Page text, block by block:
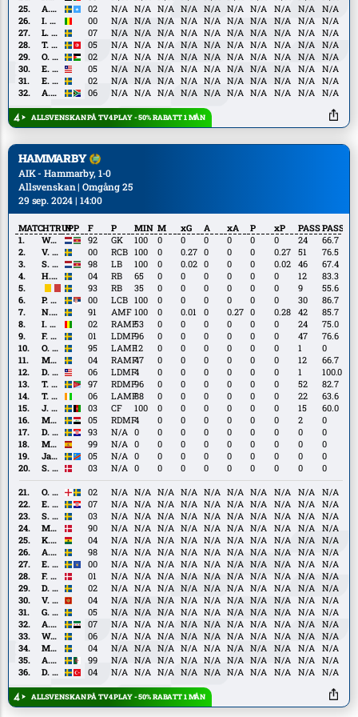
Nikko
Modesto
A.
Ali
A. Ali 02 N/A N/A N/A N/A N/A N/A N/A N/A N/A
N/A
I.
Coulibaly
I. Coulibaly 00 N/A N/A N/A N/A N/A N/A N/A N/A N/A
N/A
L.
Järeteg
L. Järeteg 07 N/A N/A N/A N/A N/A N/A N/A N/A N/A
N/A
T.
Ayari
T. Ayari 05 N/A N/A N/A N/A N/A N/A N/A N/A N/A
N/A
O.
Faraj
O. Faraj 02 N/A N/A N/A N/A N/A N/A N/A N/A N/A
N/A
E.
Gono
E. Gono 05 N/A N/A N/A N/A N/A N/A N/A N/A N/A
N/A
E.
Ring
E. Ring 02 N/A N/A N/A N/A N/A N/A N/A N/A N/A
N/A
A.
Rydell
A. Stoch Rydell 06 N/A N/A N/A N/A N/A N/A N/A N/A N/A N/A
ALLSVENSKAN PÅ TV4 PLAY - 50% RABATT 1 MÅN
HAMMARBY
AIK - Hammarby, 1-0
Allsvenskan | Omgång 25
29 sep. 2024 | 14:00
MATCHTRUPP
N F P MIN M xG A xA P xP PASSPASS%
W.
Hahn
W. Hahn 92 GK 100 0 0 0 0 0 0 24
66.7
V.
Eriksson
V. Eriksson 00 RCB 100 0 0.27 0 0 0 0.27 51
76.5
S.
Pinas
S. Pinas 98 LB 100 0 0.02 0 0 0 0.02 46
67.4
H.
Skoglund
H. Skoglund 04 RB 65 0 0 0 0 0 0 12
83.3
S.
Strand
S. Strand 93 RB 35 0 0 0 0 0 0 9
55.6
P.
Vagić
P. Vagić 00 LCB 100 0 0 0 0 0 0 30
86.7
N.
Besara
N. Besara 91 AMF 100 0 0.01 0 0.27 0 0.28 42
85.7
I.
Fofana
I. Fofana 02 RAMF53 0 0 0 0 0 0 24
75.0
F.
Hammar
F. Hammar 01 LDMF96 0 0 0 0 0 0 47
76.6
O.
Johansson
O. Johansson 95 LAMF12 0 0 0 0 0 0 1
0
M.
Karlsson
M. Karlsson 04 RAMF47 0 0 0 0 0 0 12
66.7
D.
Teah
D. Teah 06 LDMF4 0 0 0 0 0 0 1
100.0
T.
Tekie
T. Tekie 97 RDMF96 0 0 0 0 0 0 52
82.7
T.
Bazoumana
T. Bazoumana 06 LAMF88 0 0 0 0 0 0 22
63.6
J.
Erabi
J. Erabi 03 CF 100 0 0 0 0 0 0 15
60.0
Montader
Madjed
Montader Madjed 05 RDMF4 0 0 0 0 0 0 2
0
D.
Blažević
D. Blažević 93 N/A 0 0 0 0 0 0 0 0
0
Marc
Llinares
Marc Llinares 99 N/A 0 0 0 0 0 0 0 0
0
Jardell
Kanga
Jardell Kanga 05 N/A 0 0 0 0 0 0 0 0
0
S.
Clemmensen
S. Clemmensen 03 N/A 0 0 0 0 0 0 0 0
0
O.
Dovin
O. Dovin 02 N/A N/A N/A N/A N/A N/A N/A N/A N/A
N/A
E.
Fischerström
E. Fischerström 07 N/A N/A N/A N/A N/A N/A N/A N/A N/A
N/A
S.
Selin
S. Selin 03 N/A N/A N/A N/A N/A N/A N/A N/A N/A
N/A
M.
Fenger
M. Fenger 90 N/A N/A N/A N/A N/A N/A N/A N/A N/A
N/A
K.
Gyamfi
K. Gyamfi 04 N/A N/A N/A N/A N/A N/A N/A N/A N/A
N/A
A.
Kralj
A. Kralj 98 N/A N/A N/A N/A N/A N/A N/A N/A N/A
N/A
E.
Kurtulus
E. Kurtulus 00 N/A N/A N/A N/A N/A N/A N/A N/A N/A
N/A
F.
Winther
F. Winther 01 N/A N/A N/A N/A N/A N/A N/A N/A N/A
N/A
D.
Collander
D. Collander 02 N/A N/A N/A N/A N/A N/A N/A N/A N/A
N/A
V.
Djukanović
V. Djukanović 04 N/A N/A N/A N/A N/A N/A N/A N/A N/A
N/A
G.
Elezaj
G. Elezaj 05 N/A N/A N/A N/A N/A N/A N/A N/A N/A
N/A
A.
Lahdo
A. Lahdo 07 N/A N/A N/A N/A N/A N/A N/A N/A N/A
N/A
W.
Lindberg
Uhrström
W. Lindberg Uhrström 06 N/A N/A N/A N/A N/A N/A N/A N/A N/A
N/A
M.
Rafferty
M. Rafferty 04 N/A N/A N/A N/A N/A N/A N/A N/A N/A
N/A
A.
Boudah
A. Boudah 99 N/A N/A N/A N/A N/A N/A N/A N/A N/A
N/A
D. D. Gül 04 N/A N/A N/A N/A N/A N/A N/A N/A N/A N/A
ALLSVENSKAN PÅ TV4 PLAY - 50% RABATT 1 MÅN